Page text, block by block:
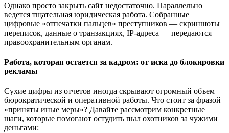
Однако просто закрыть сайт недостаточно. Параллельно
ведется тщательная юридическая работа. Собранные
цифровые «отпечатки пальцев» преступников — скриншоты
переписок, данные о транзакциях, IP-адреса — передаются
правоохранительным органам.
Работа, которая остается за кадром: от иска до блокировки
рекламы
Сухие цифры из отчетов иногда скрывают огромный объем
бюрократической и оперативной работы. Что стоит за фразой
«приняты иные меры»? Давайте рассмотрим конкретные
шаги, которые помогают остудить пыл охотников за чужими
деньгами: